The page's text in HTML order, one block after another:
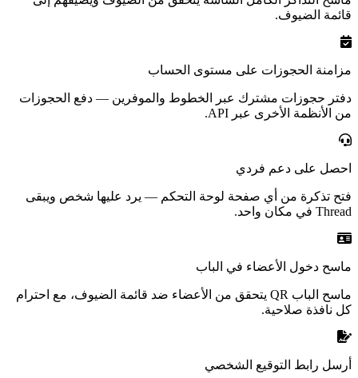
قائمة الضيوف.
مزامنة الحجوزات على مستوى الحساب
دفتر حجوزات مشترك عبر الخطوط والموفرين — دفع الحجوزات
من الأنظمة الأخرى عبر API.
احصل على دعم فردي
فتح تذكرة من أي صفحة لوحة التحكم — يرد عليها شخص ويبقى
Thread في مكان واحد.
ماسح دخول الأعضاء في الباب
ماسح الباب QR يتحقق من الأعضاء ضد قائمة الضيوف، مع احترام
كل نافذة صلاحية.
أرسل رابط التوقيع الشخصي